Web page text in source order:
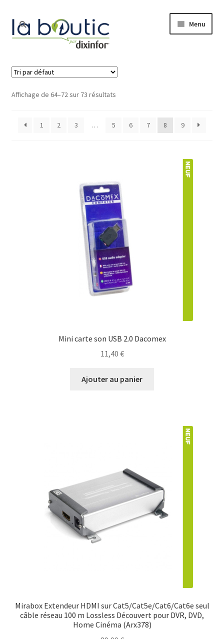
Menu
Accueil
Boutique
Affichage de 64–72 sur 73 résultats
1 2 3 … 5 6 7 8 9
Mini carte son USB 2.0 Dacomex
11,40 €
Ajouter au panier
Mirabox Extendeur HDMI sur Cat5/Cat5e/Cat6/Cat6e seul
câble réseau 100 m Lossless Découvert pour DVR, DVD,
Home Cinéma (Arx378)